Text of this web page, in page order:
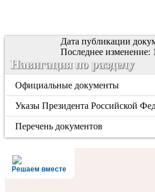
Дата публикации
Последнее изменение:
Навигация по разделу
Официальные документы
Указы Президента Российской
Перечень документов
Решаем вместе